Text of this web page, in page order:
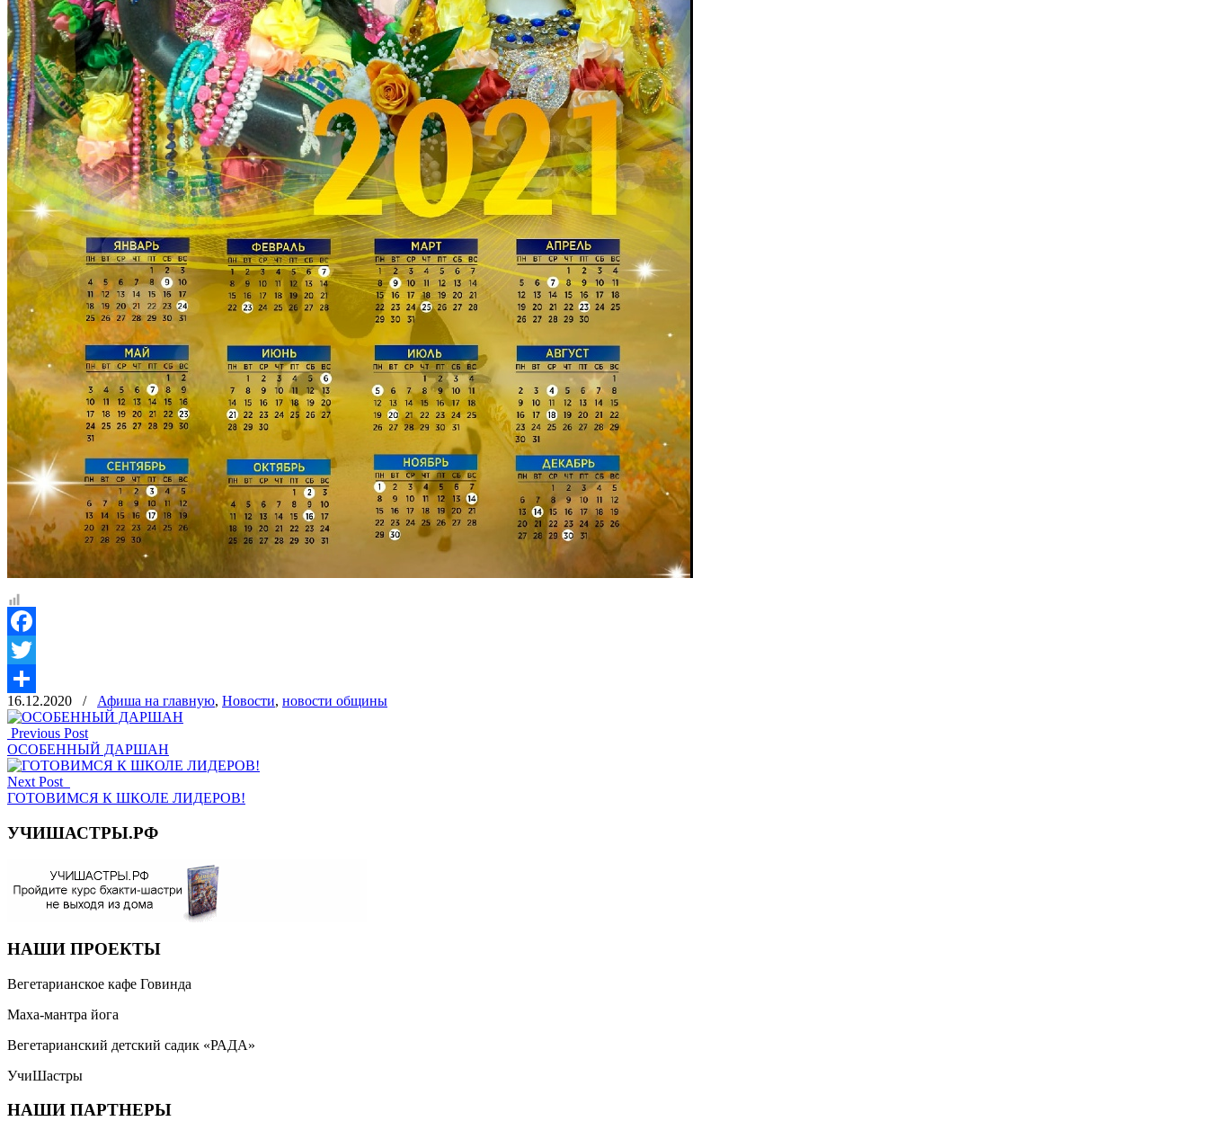
Facebook
Twitter
Отправить
16.12.2020 / Афиша на главную, Новости, новости общины
Previous Post
ОСОБЕННЫЙ ДАРШАН
Next Post
ГОТОВИМСЯ К ШКОЛЕ ЛИДЕРОВ!
УЧИШАСТРЫ.РФ
НАШИ ПРОЕКТЫ
Вегетарианское кафе Говинда
Маха-мантра йога
Вегетарианский детский садик «РАДА»
УчиШастры
НАШИ ПАРТНЕРЫ